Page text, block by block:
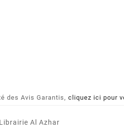
des Avis Garantis, cliquez ici pour
Al Azhar